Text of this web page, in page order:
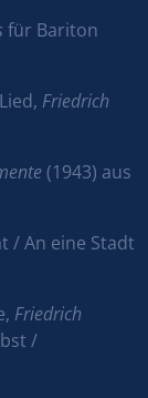
für Bariton
Friedrich
(1943) aus
/ An eine Stadt
Friedrich
/